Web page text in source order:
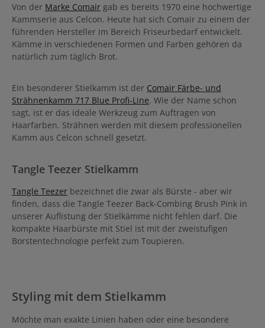
Von der Marke Comair gab es bereits 1970 eine hochwertige
Kammserie aus Celcon. Heute hat sich Comair zu einem der
führenden Hersteller im Bereich Friseurbedarf entwickelt.
Kämme in verschiedenen Formen und Farben gehören da
natürlich zum täglich Brot.
Ein besonderer Stielkamm ist der Comair Färbe- und
Strähnenkamm 717 Blue Profi-Line. Wie der Name schon
sagt, ist er das ideale Werkzeug zum Auftragen von
Haarfarben. Strähnen werden mit diesem professionellen
Kamm aus Celcon schnell gesetzt.
Tangle Teezer Stielkamm
Tangle Teezer bezeichnet die zwar als Bürste - aber wir
finden, dass die Tangle Teezer Back-Combing Brush Pink in
unserer Auflistung der Stielkämme nicht fehlen darf. Die
kompakte Haarbürste mit Stiel ist mit der zweistufigen
Borstentechnologie perfekt zum Toupieren.
Styling mit dem Stielkamm
Möchte man exakte Linien haben oder eine besondere